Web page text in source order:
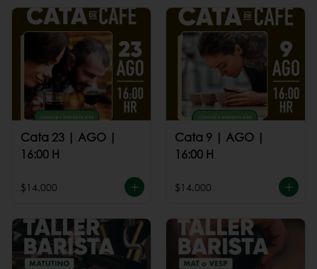
Cata 23 | AGO |
16:00 H
$14.000
Cata 9 | AGO |
16:00 H
$14.000